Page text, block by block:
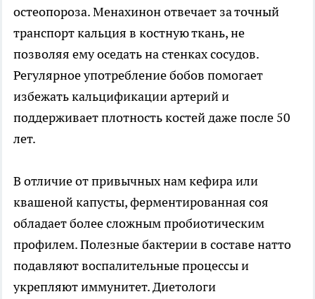
остеопороза. Менахинон отвечает за точный
транспорт кальция в костную ткань, не
позволяя ему оседать на стенках сосудов.
Регулярное употребление бобов помогает
избежать кальцификации артерий и
поддерживает плотность костей даже после 50
лет.
В отличие от привычных нам кефира или
квашеной капусты, ферментированная соя
обладает более сложным пробиотическим
профилем. Полезные бактерии в составе натто
подавляют воспалительные процессы и
укрепляют иммунитет. Диетологи